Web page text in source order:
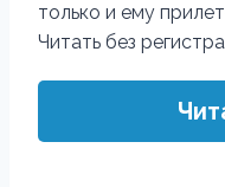
только и ему
Читать без